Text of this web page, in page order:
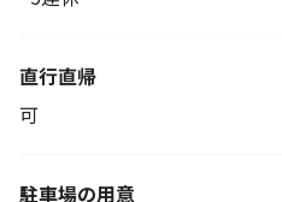
直行直帰
可
駐車場の用意